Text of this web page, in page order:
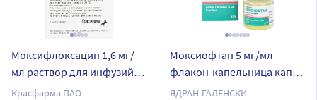
Моксифлоксацин 1,6 мг/
мл раствор для инфузий
250 мл контейнер 1 шт.
Красфарма ПАО
Моксиофтан 5 мг/мл
флакон-капельница капли
глазные 5 мл
ЯДРАН-ГАЛЕНСКИ